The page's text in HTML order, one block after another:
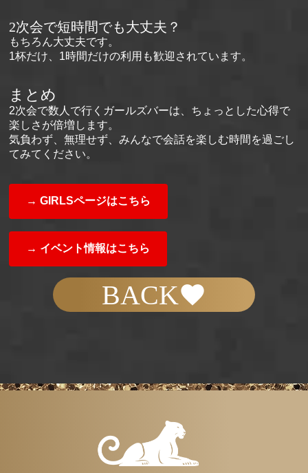
2次会で短時間でも大丈夫？
もちろん大丈夫です。
1杯だけ、1時間だけの利用も歓迎されています。
まとめ
2次会で数人で行くガールズバーは、ちょっとした心得で
楽しさが倍増します。
気負わず、無理せず、みんなで会話を楽しむ時間を過ごし
てみてください。
→ GIRLSページはこちら
→ イベント情報はこちら
BACK